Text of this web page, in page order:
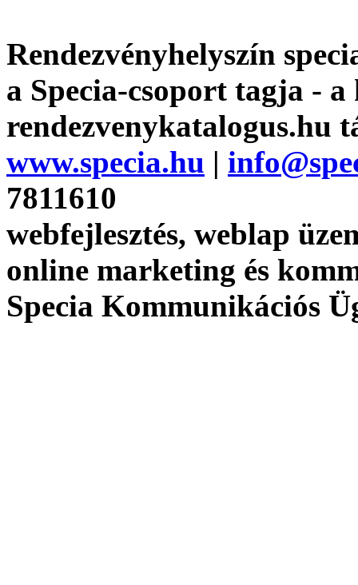
Rendezvényhelyszín
a Specia-csoport tagja -
rendezvenykatalogus.hu
www.specia.hu |
7811610
webfejlesztés, weblap
online marketing és
Specia Kommunikációs